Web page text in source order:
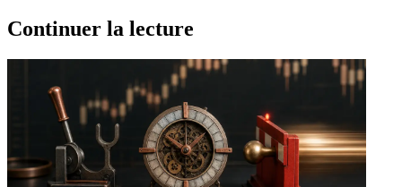
Continuer la lecture